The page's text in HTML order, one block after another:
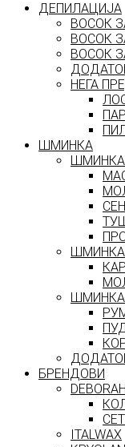
ДЕПИЛАЦИЈА
ВОСОК
ВОСОК
ВОСОК
НЕГА
ШМИНКА
ШМИНКА
ШМИНКА
БРЕНДОВИ
ITALWAX